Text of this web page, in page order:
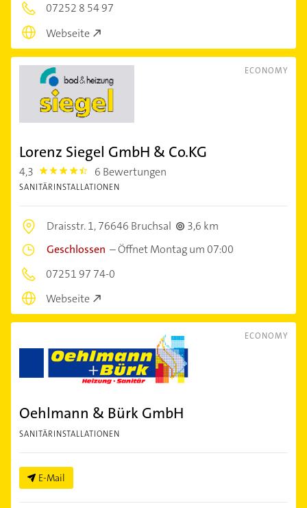
07252 8 54 97
Webseite
ECONOMY
Lorenz Siegel GmbH & Co.KG
4,3 4.3 6 Bewertungen
SANITÄRINSTALLATIONEN
Draisstr. 1,76646 Bruchsal
3,6 km
Geschlossen –Öffnet Montag um 07:00
07251 97 74-0
Webseite
ECONOMY
Oehlmann & Bürk GmbH
SANITÄRINSTALLATIONEN
E-Mail